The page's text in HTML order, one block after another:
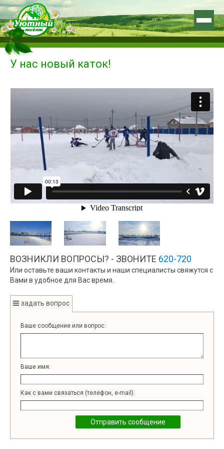
У нас новый каток!
ВОЗНИКЛИ ВОПРОСЫ? - ЗВОНИТЕ 620-720
Или оставьте ваши контакты и наши специалисты свяжутся с
Вами в удобное для Вас время.
задать вопрос
Ваше сообщение или вопрос:
Ваше имя:
Как с вами связаться (телефон, e-mail):